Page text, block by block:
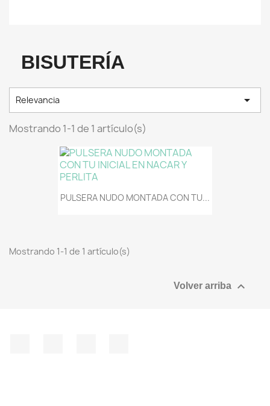
BISUTERÍA
Relevancia 
Mostrando 1-1 de 1 artículo(s)
PULSERA NUDO MONTADA CON TU...
Mostrando 1-1 de 1 artículo(s)
Volver arriba 